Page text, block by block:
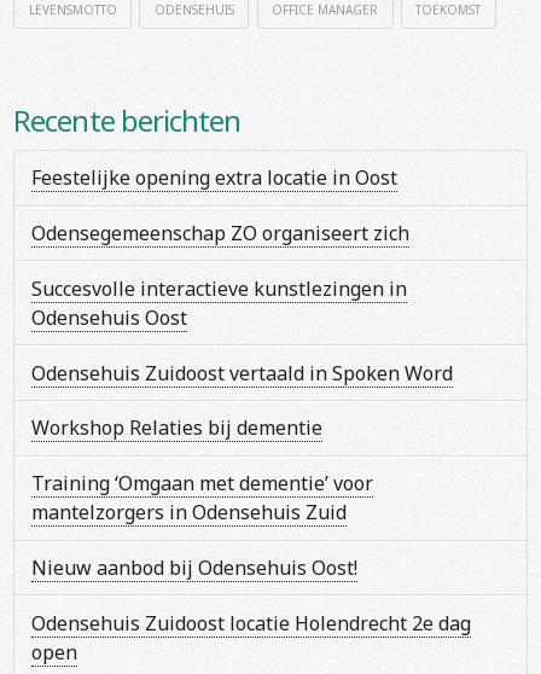
LEVENSMOTTO ODENSEHUIS OFFICE MANAGER TOEKOMST
Recente berichten
Feestelijke opening extra locatie in Oost
Odensegemeenschap ZO organiseert zich
Succesvolle interactieve kunstlezingen in
Odensehuis Oost
Odensehuis Zuidoost vertaald in Spoken Word
Workshop Relaties bij dementie
Training ‘Omgaan met dementie’ voor
mantelzorgers in Odensehuis Zuid
Nieuw aanbod bij Odensehuis Oost!
Odensehuis Zuidoost locatie Holendrecht 2e dag
open